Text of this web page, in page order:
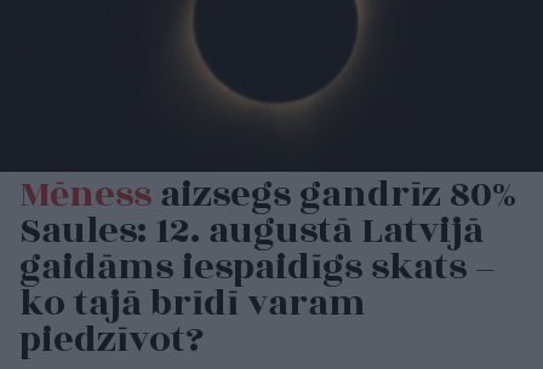
Mēnessaizsegs gandrīz 80%
Saules: 12. augustā Latvijā
gaidāms iespaidīgs skats –
ko tajā brīdī varam
piedzīvot?